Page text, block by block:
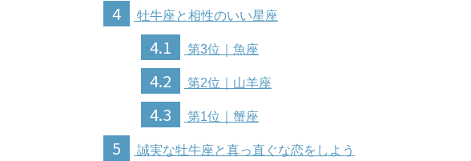
4 牡牛座と相性のいい星座
4.1 第3位｜魚座
4.2 第2位｜山羊座
4.3 第1位｜蟹座
5 誠実な牡牛座と真っ直ぐな恋をしよう